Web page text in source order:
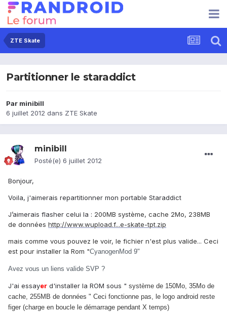
ZTE Skate
Partitionner le staraddict
Par minibill
6 juillet 2012 dans ZTE Skate
minibill
Posté(e) 6 juillet 2012
Bonjour,
Voila, j'aimerais repartitionner mon portable Staraddict
J’aimerais flasher celui la : 200MB système, cache 2Mo, 238MB
de données http://www.wupload.f...e-skate-tpt.zip
mais comme vous pouvez le voir, le fichier n'est plus valide... Ceci
est pour installer la Rom "CyanogenMod 9"
Avez vous un liens valide SVP ?
J'ai essayer d'installer la ROM sous " système de 150Mo, 35Mo de
cache, 255MB de données " Ceci fonctionne pas, le logo android reste
figer (charge en boucle le démarrage pendant X temps)